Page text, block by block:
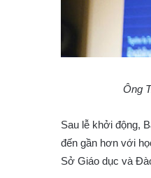
Ông
Sau lễ khởi động,
đến gần hơn với
Sở Giáo dục và